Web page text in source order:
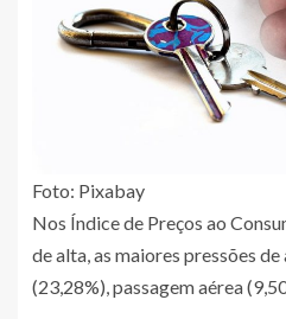
Foto: Pixabay
Nos Índice de Preços ao
de alta, as maiores pressões
(23,28%), passagem aérea